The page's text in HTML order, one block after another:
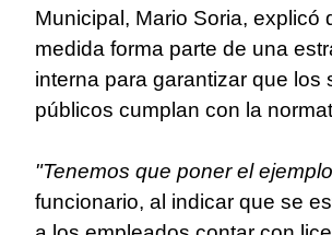
Municipal, Mario Soria, explicó
medida forma parte de una
interna para garantizar que los
públicos cumplan con la
"Tenemos que poner el
funcionario, al indicar que se